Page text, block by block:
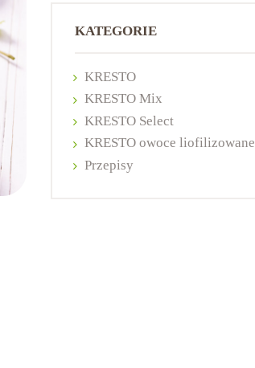
KATEGORIE
KRESTO
KRESTO Mix
KRESTO Select
KRESTO owoce liofilizowane
Przepisy